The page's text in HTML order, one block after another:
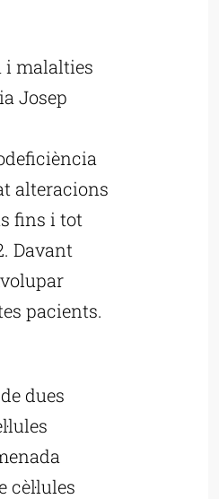
i malalties
Josep
alteracions
fins i tot
Davant
pacients.
dues